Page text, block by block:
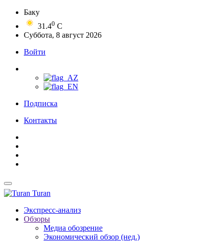
Баку
31.40 C
Суббота, 8 август 2026
Войти
Подписка
Контакты
Turan
Экспресс-анализ
Обзоры
Медиа обозрение
Экономический обзор (нед.)